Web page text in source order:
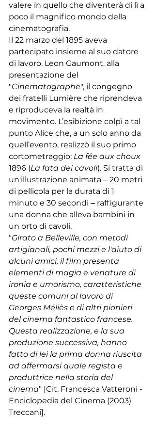
valere in quello che diventerà di lì a
poco il magnifico mondo della
cinematografia.
Il 22 marzo del 1895 aveva
partecipato insieme al suo datore
di lavoro, Leon Gaumont, alla
presentazione del
"Cinematographe", il congegno
dei fratelli Lumière che riprendeva
e riproduceva la realtà in
movimento. L’esibizione colpì a tal
punto Alice che, a un solo anno da
quell’evento, realizzò il suo primo
cortometraggio: La fée aux choux
1896 (La fata dei cavoli). Si tratta di
un'illustrazione animata ‒ 20 metri
di pellicola per la durata di 1
minuto e 30 secondi ‒ raffigurante
una donna che alleva bambini in
un orto di cavoli.
“Girato a Belleville, con metodi
artigianali, pochi mezzi e l'aiuto di
alcuni amici, il film presenta
elementi di magia e venature di
ironia e umorismo, caratteristiche
queste comuni al lavoro di
Georges Méliès e di altri pionieri
del cinema fantastico francese.
Questa realizzazione, e la sua
produzione successiva, hanno
fatto di lei la prima donna riuscita
ad affermarsi quale regista e
produttrice nella storia del
cinema” [Cit. Francesca Vatteroni -
Enciclopedia del Cinema (2003)
Treccani].